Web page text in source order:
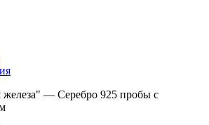
— Серебро 925 пробы с